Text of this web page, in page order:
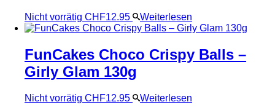
Nicht vorrätig CHF12.95 Weiterlesen
FunCakes Choco Crispy Balls –
Girly Glam 130g
Nicht vorrätig CHF12.95
Weiterlesen